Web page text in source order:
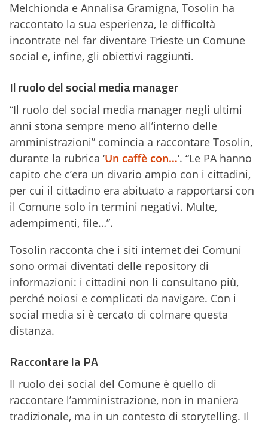
Melchionda e Annalisa Gramigna, Tosolin ha
raccontato la sua esperienza, le difficoltà
incontrate nel far diventare Trieste un Comune
social e, infine, gli obiettivi raggiunti.
Il ruolo del social media manager
“Il ruolo del social media manager negli ultimi
anni stona sempre meno all’interno delle
amministrazioni” comincia a raccontare Tosolin,
durante la rubrica ‘Un caffè con…‘. “Le PA hanno
capito che c’era un divario ampio con i cittadini,
per cui il cittadino era abituato a rapportarsi con
il Comune solo in termini negativi. Multe,
adempimenti, file…”.
Tosolin racconta che i siti internet dei Comuni
sono ormai diventati delle repository di
informazioni: i cittadini non li consultano più,
perché noiosi e complicati da navigare. Con i
social media si è cercato di colmare questa
distanza.
Raccontare la PA
Il ruolo dei social del Comune è quello di
raccontare l’amministrazione, non in maniera
tradizionale, ma in un contesto di storytelling. Il